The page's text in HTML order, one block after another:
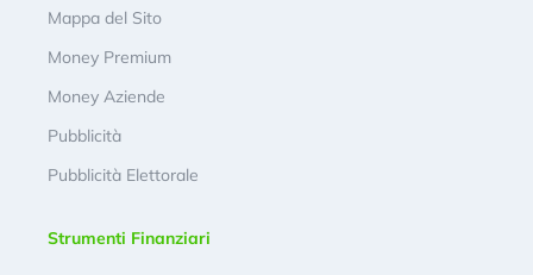
Mappa del Sito
Money Premium
Money Aziende
Pubblicità
Pubblicità Elettorale
Strumenti Finanziari